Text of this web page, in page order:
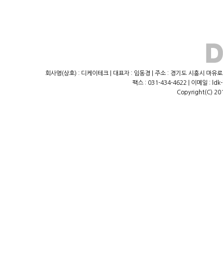
회사명(상호) : 디케이테크 | 대표자 : 임동경 | 주소 : 경기도 시흥시 마
팩스 : 031-434-4622 | 이메일 :
Copyright(C)